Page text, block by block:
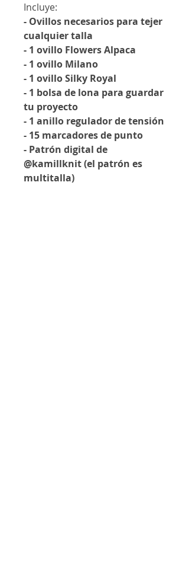
Incluye:
- Ovillos necesarios para tejer
cualquier talla
- 1 ovillo Flowers Alpaca
- 1 ovillo Milano
- 1 ovillo Silky Royal
- 1 bolsa de lona para guardar
tu proyecto
- 1 anillo regulador de tensión
- 15 marcadores de punto
- Patrón digital de
@kamillknit (el patrón es
multitalla)